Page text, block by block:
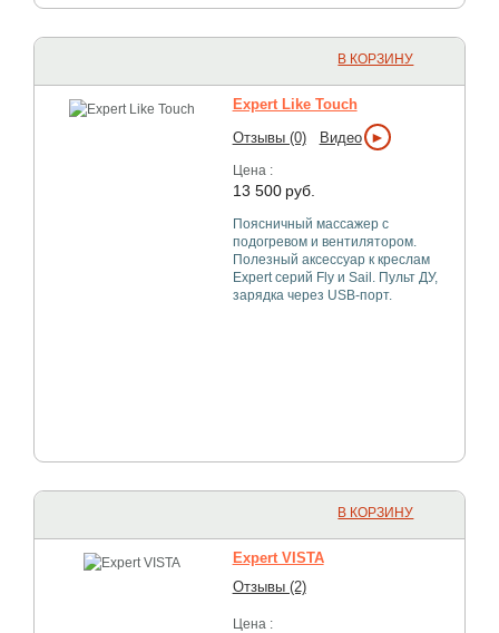
В КОРЗИНУ
Expert Like Touch
Отзывы (0)
Видео ►
Цена :
13 500 руб.
Поясничный массажер с
подогревом и вентилятором.
Полезный аксессуар к креслам
Expert серий Fly и Sail. Пульт ДУ,
зарядка через USB-порт.
В КОРЗИНУ
Expert VISTA
Отзывы (2)
Цена :